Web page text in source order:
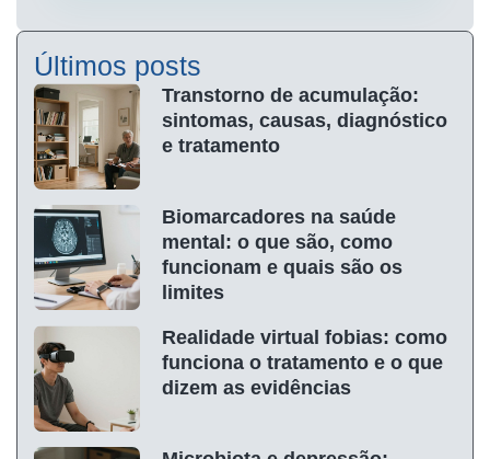
Últimos posts
Transtorno de acumulação:
sintomas, causas, diagnóstico
e tratamento
Biomarcadores na saúde
mental: o que são, como
funcionam e quais são os
limites
Realidade virtual fobias: como
funciona o tratamento e o que
dizem as evidências